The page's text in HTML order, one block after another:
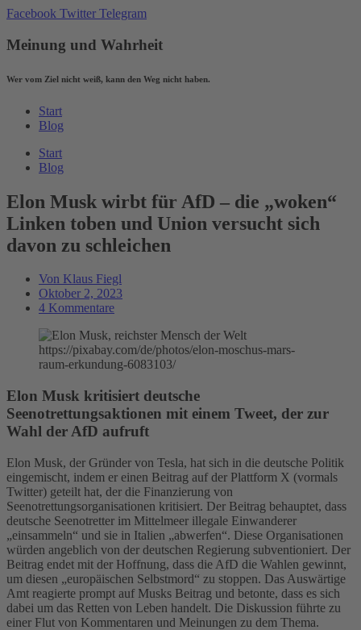
Zum
wechseln
Facebook Twitter Telegram
Meinung und Wahrheit
Wer vom Ziel nicht weiß, kann den Weg nicht haben.
Start
Blog
Start
Blog
Elon Musk wirbt für AfD – die „woken“
Linken toben und Union versucht sich
davon zu schleichen
Von Klaus Fiegl
Oktober 2, 2023
4 Kommentare
https://pixabay.com/de/photos/elon-moschus-mars-
raum-erkundung-6083103/
Elon Musk kritisiert deutsche
Seenotrettungsaktionen mit einem Tweet, der zur
Wahl der AfD aufruft
Elon Musk, der Gründer von Tesla, hat sich in die deutsche Politik
eingemischt, indem er einen Beitrag auf der Plattform X (vormals
Twitter) geteilt hat, der die Finanzierung von
Seenotrettungsorganisationen kritisiert. Der Beitrag behauptet, dass
deutsche Seenotretter im Mittelmeer illegale Einwanderer
„einsammeln“ und sie in Italien „abwerfen“. Diese Organisationen
würden angeblich von der deutschen Regierung subventioniert. Der
Beitrag endet mit der Hoffnung, dass die AfD die Wahlen gewinnt,
um diesen „europäischen Selbstmord“ zu stoppen. Das Auswärtige
Amt reagierte prompt auf Musks Beitrag und betonte, dass es sich
dabei um das Retten von Leben handelt. Die Diskussion führte zu
einer Flut von Kommentaren und Meinungen zu dem Thema.